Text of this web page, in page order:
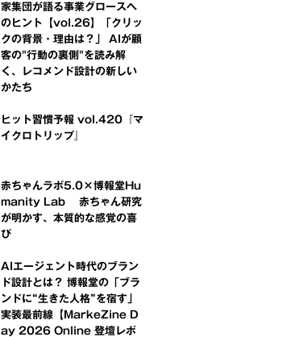
家集団が語る事業グロースへ
のヒント【vol.26】「クリッ
クの背景・理由は？」 AIが顧
客の"行動の裏側"を読み解
く、レコメンド設計の新しい
かたち
ヒット習慣予報 vol.420『マ
イクロトリップ』
赤ちゃんラボ5.0×博報堂Hu
manity Lab 赤ちゃん研究
が明かす、本質的な感覚の喜
び
AIエージェント時代のブラン
ド設計とは？ 博報堂の「ブラ
ンドに“生きた人格”を宿す」
実装最前線【MarkeZine D
ay 2026 Online 登壇レポ